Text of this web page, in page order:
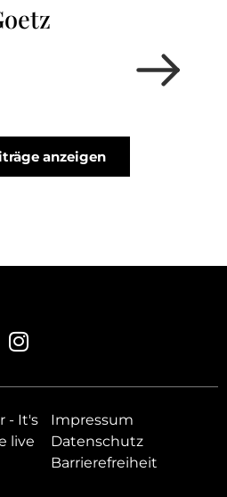
anzeigen
- It's
live
Impressum
Datenschutz
Barrierefreiheit